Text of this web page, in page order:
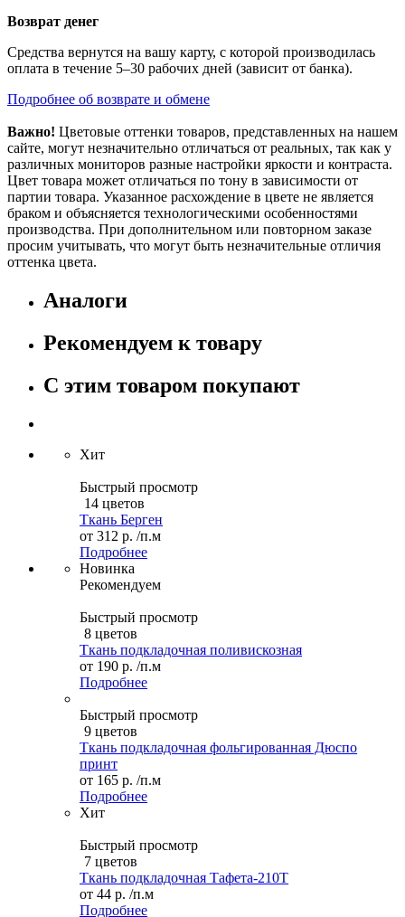
Возврат денег
Средства вернутся на вашу карту, с которой производилась
оплата в течение 5–30 рабочих дней (зависит от банка).
Подробнее об возврате и обмене
Важно! Цветовые оттенки товаров, представленных на нашем
сайте, могут незначительно отличаться от реальных, так как у
различных мониторов разные настройки яркости и контраста.
Цвет товара может отличаться по тону в зависимости от
партии товара. Указанное расхождение в цвете не является
браком и объясняется технологическими особенностями
производства. При дополнительном или повторном заказе
просим учитывать, что могут быть незначительные отличия
оттенка цвета.
Аналоги
Рекомендуем к товару
С этим товаром покупают
Хит
Быстрый просмотр
14 цветов
Ткань Берген
от 312 р. /п.м
Подробнее
Новинка
Рекомендуем
Быстрый просмотр
8 цветов
Ткань подкладочная поливискозная
от 190 р. /п.м
Подробнее
Быстрый просмотр
9 цветов
Ткань подкладочная фольгированная Дюспо
принт
от 165 р. /п.м
Подробнее
Хит
Быстрый просмотр
7 цветов
Ткань подкладочная Тафета-210T
от 44 р. /п.м
Подробнее